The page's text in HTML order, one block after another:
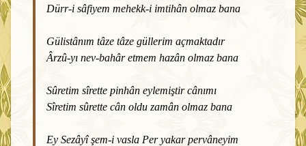
Dürr-i sâfiyem mehekk-i imtihân olmaz bana
Gülistânım tâze tâze güllerim açmaktadır
Ârzû-yı nev-bahâr etmem hazân olmaz bana
Sûretim sîrette pinhân eylemiştir cânımı
Sîretim sûrette cân oldu zamân olmaz bana
Ey Sezâyî şem-i vasla Per yakar pervâneyim